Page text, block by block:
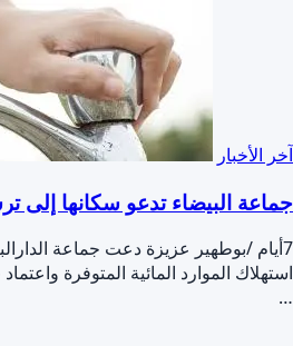
آخر الأخبار
جماعة البيضاء تدعو سكانها إلى
7أيام /بوطهير عزيزة دعت جماعة
استهلاك الموارد المائية المتوفرة
…